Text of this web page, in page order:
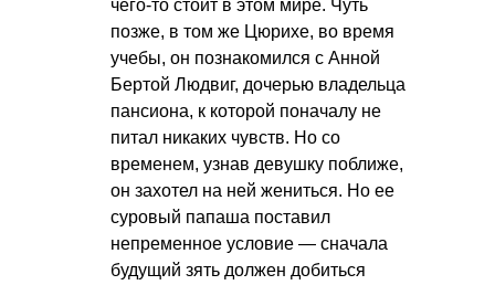
чего-то стоит в этом мире. Чуть
позже, в том же Цюрихе, во время
учебы, он познакомился с Анной
Бертой Людвиг, дочерью владельца
пансиона, к которой поначалу не
питал никаких чувств. Но со
временем, узнав девушку поближе,
он захотел на ней жениться. Но ее
суровый папаша поставил
непременное условие — сначала
будущий зять должен добиться